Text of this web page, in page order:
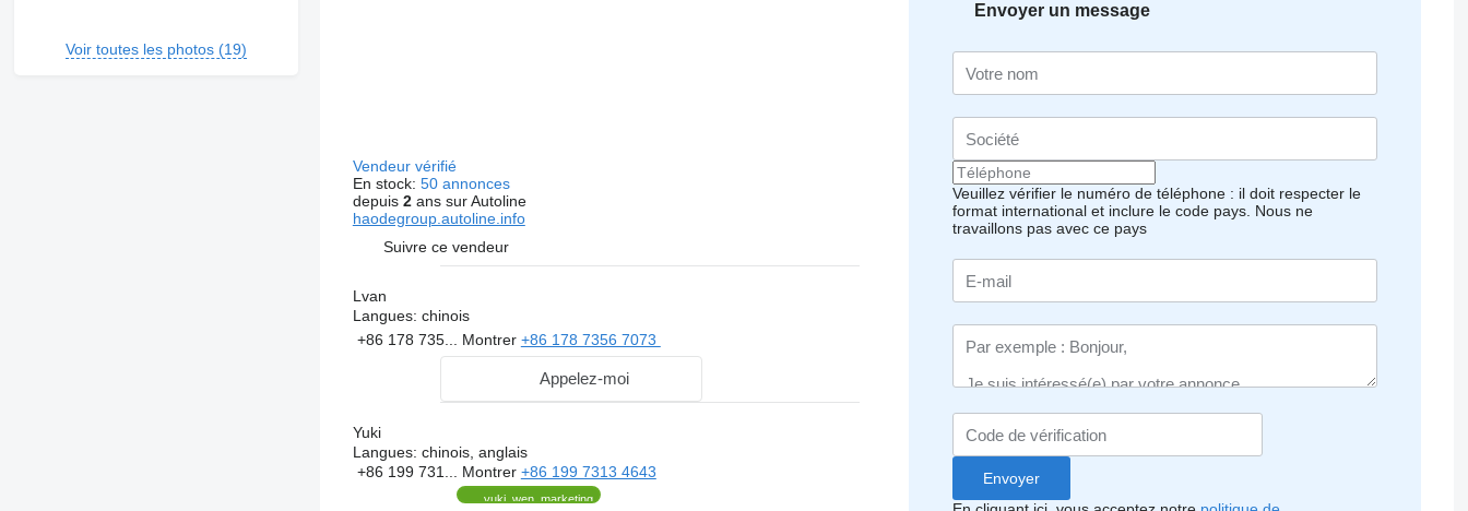
Voir toutes les photos (19)
Vendeur vérifié
En stock: 50 annonces
depuis 2ans sur Autoline
haodegroup.autoline.info
Suivre ce vendeur
Lvan
Langues: chinois
+86 178 735... Montrer +86 178 7356 7073
Appelez-moi
Yuki
Langues: chinois, anglais
+86 199 731... Montrer +86 199 7313 4643
yuki_wen_marketing
Envoyer un message
Veuillez vérifier le numéro de téléphone : il doit respecter le
format international et inclure le code pays. Nous ne
travaillons pas avec ce pays